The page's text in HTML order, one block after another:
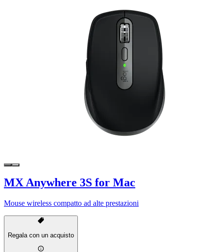
MX Anywhere 3S for Mac
Mouse wireless compatto ad alte prestazioni
Regala con un acquisto